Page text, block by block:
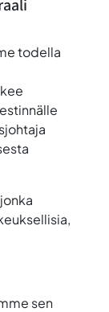
todella
sen